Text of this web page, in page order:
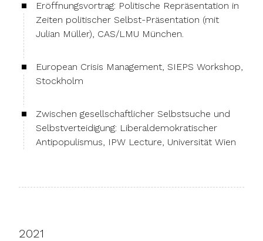
Eröffnungsvortrag: Politische Repräsentation in
Zeiten politischer Selbst-Präsentation (mit
Julian Müller), CAS/LMU München.
European Crisis Management, SIEPS Workshop,
Stockholm
Zwischen gesellschaftlicher Selbstsuche und
Selbstverteidigung: Liberaldemokratischer
Antipopulismus, IPW Lecture, Universität Wien
2021